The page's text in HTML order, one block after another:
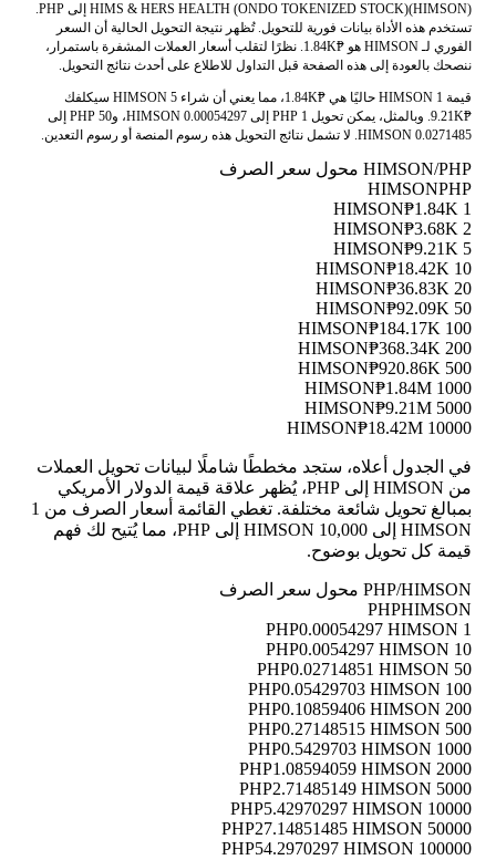
HIMS & HERS HEALTH (ONDO TOKENIZED STOCK)(HIMSON) إلى PHP.
تستخدم هذه الأداة بيانات فورية للتحويل. تُظهر نتيجة التحويل الحالية أن السعر
الفوري لـ HIMSON هو ₱1.84K. نظرًا لتقلب أسعار العملات المشفرة باستمرار،
ننصحك بالعودة إلى هذه الصفحة قبل التداول للاطلاع على أحدث نتائج التحويل.
قيمة 1 HIMSON حاليًا هي ₱1.84K، مما يعني أن شراء 5 HIMSON سيكلفك
₱9.21K. وبالمثل، يمكن تحويل 1 PHP إلى 0.00054297 HIMSON، و50 PHP إلى
0.0271485 HIMSON. لا تشمل نتائج التحويل هذه رسوم المنصة أو رسوم التعدين.
HIMSON/PHP محول سعر الصرف
HIMSONPHP
1 HIMSON
₱1.84K
2 HIMSON
₱3.68K
5 HIMSON
₱9.21K
10 HIMSON
₱18.42K
20 HIMSON
₱36.83K
50 HIMSON
₱92.09K
100 HIMSON
₱184.17K
200 HIMSON
₱368.34K
500 HIMSON
₱920.86K
1000 HIMSON
₱1.84M
5000 HIMSON
₱9.21M
10000 HIMSON
₱18.42M
في الجدول أعلاه، ستجد مخططًا شاملًا لبيانات تحويل العملات
من HIMSON إلى PHP، يُظهر علاقة قيمة الدولار الأمريكي
بمبالغ تحويل شائعة مختلفة. تغطي القائمة أسعار الصرف من 1
HIMSON إلى 10,000 HIMSON إلى PHP، مما يُتيح لك فهم
قيمة كل تحويل بوضوح.
PHP/HIMSON محول سعر الصرف
PHPHIMSON
1 PHP
0.00054297 HIMSON
10 PHP
0.0054297 HIMSON
50 PHP
0.02714851 HIMSON
100 PHP
0.05429703 HIMSON
200 PHP
0.10859406 HIMSON
500 PHP
0.27148515 HIMSON
1000 PHP
0.5429703 HIMSON
2000 PHP
1.08594059 HIMSON
5000 PHP
2.71485149 HIMSON
10000 PHP
5.42970297 HIMSON
50000 PHP
27.14851485 HIMSON
100000 PHP
54.2970297 HIMSON